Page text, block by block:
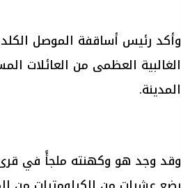
وأكد رئيس أساقفة الموصل
المدينة.
وقد وجد هو وكهنته ملجأً في